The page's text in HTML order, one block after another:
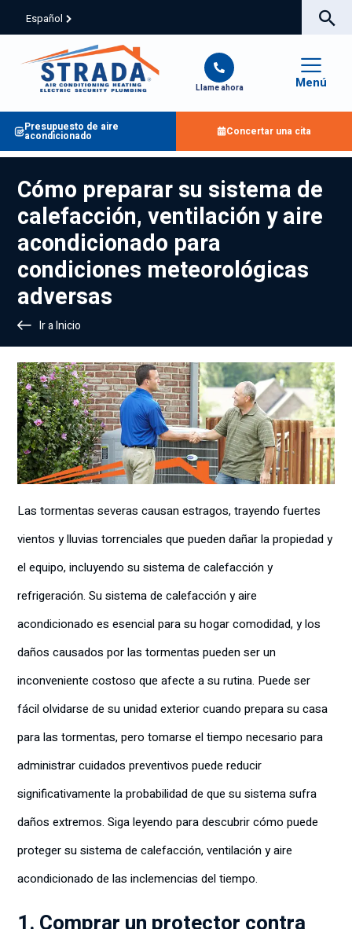
Español
Llame ahora Menú
Presupuesto de aire
acondicionado Concertar una cita
Cómo preparar su sistema de
calefacción, ventilación y aire
acondicionado para
condiciones meteorológicas
adversas
Ir a Inicio
Las tormentas severas causan estragos, trayendo fuertes
vientos y lluvias torrenciales que pueden dañar la propiedad y
el equipo, incluyendo su sistema de calefacción y
refrigeración. Su sistema de calefacción y aire
acondicionado es esencial para su hogar comodidad, y los
daños causados por las tormentas pueden ser un
inconveniente costoso que afecte a su rutina. Puede ser
fácil olvidarse de su unidad exterior cuando prepara su casa
para las tormentas, pero tomarse el tiempo necesario para
administrar cuidados preventivos puede reducir
significativamente la probabilidad de que su sistema sufra
daños extremos. Siga leyendo para descubrir cómo puede
proteger su sistema de calefacción, ventilación y aire
acondicionado de las inclemencias del tiempo.